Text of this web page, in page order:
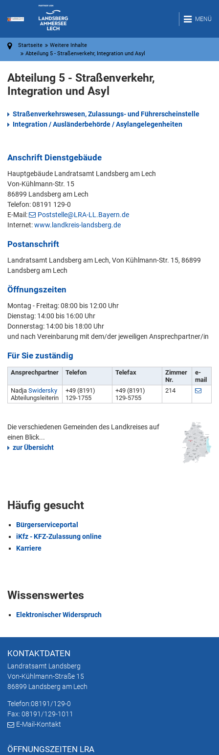
MENÜ
Startseite
Weitere Inhalte
Abteilung 5 - Straßenverkehr, Integration und Asyl
Abteilung 5 - Straßenverkehr,
Integration und Asyl
Straßenverkehrswesen, Zulassungs- und Führerscheinstelle
Integration / Ausländerbehörde / Asylangelegenheiten
Anschrift Dienstgebäude
Hauptgebäude Landratsamt Landsberg am Lech
Von-Kühlmann-Str. 15
86899 Landsberg am Lech
Telefon: 08191 129-0
E-Mail:
Poststelle@LRA-LL.Bayern.de
Internet:www.landkreis-landsberg.de
Postanschrift
Landratsamt Landsberg am Lech, Von Kühlmann-Str. 15, 86899
Landsberg am Lech
Öffnungszeiten
Montag - Freitag: 08:00 bis 12:00 Uhr
Dienstag: 14:00 bis 16:00 Uhr
Donnerstag: 14:00 bis 18:00 Uhr
und nach Vereinbarung mit dem/der jeweiligen Ansprechpartner/in
Für Sie zuständig
Ansprechpartner Telefon Telefax
Zimmer
Nr.
e-
mail
NadjaSwidersky
Abteilungsleiterin
+49 (8191)
129-1755
+49 (8191)
129-5755
214
Die verschiedenen Gemeinden des Landkreises auf
einen Blick...
zur Übersicht
Häufig gesucht
Bürgerserviceportal
iKfz - KFZ-Zulassung online
Karriere
Wissenswertes
Elektronischer Widerspruch
KONTAKTDATEN
Landratsamt Landsberg
Von-Kühlmann-Straße 15
86899 Landsberg am Lech
Telefon:08191/129-0
Fax: 08191/129-1011
E-Mail-Kontakt
ÖFFNUNGSZEITEN LRA